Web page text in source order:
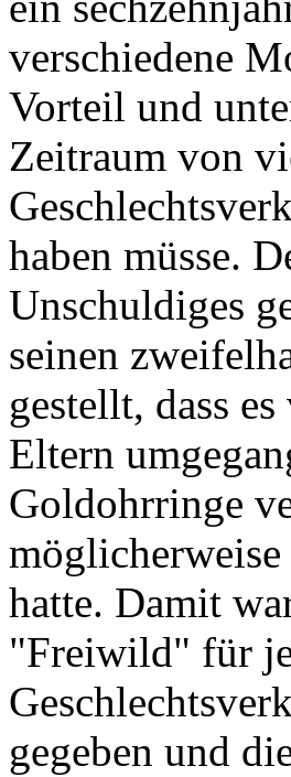
verschiedene
Vorteil und
Zeitraum von
haben müsse.
Unschuldiges
seinen
gestellt, dass
Eltern
Goldohrringe
hatte. Damit
"Freiwild" für
gegeben und